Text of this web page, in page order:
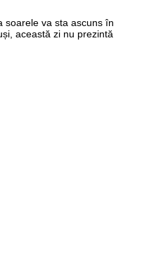
soarele va sta ascuns în
această zi nu prezintă